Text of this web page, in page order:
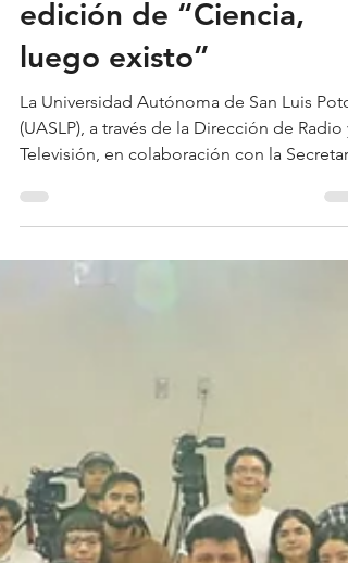
radio con la cuarta
edición de “Ciencia,
luego existo”
La Universidad Autónoma de San Luis
Televisión, en colaboración con la
de...